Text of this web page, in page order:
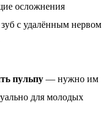
осложнения
с удалённым нервом
пульпу — нужно им
для молодых